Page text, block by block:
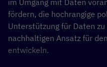
im Umgang mit Daten
fördern, die hochrangige
Unterstützung für Daten
nachhaltigen Ansatz für
entwickeln.